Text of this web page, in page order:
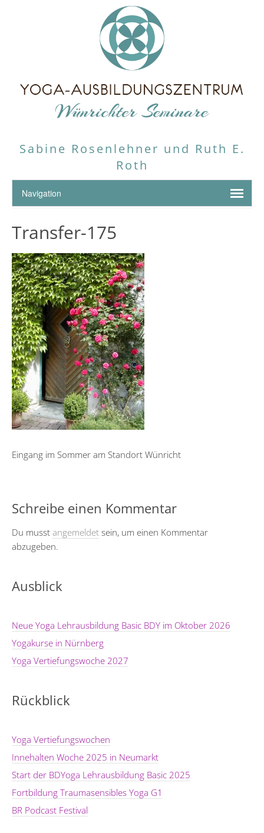
Sabine Rosenlehner und Ruth E.
Roth
Transfer-175
Eingang im Sommer am Standort Wünricht
Schreibe einen Kommentar
Du musst angemeldet sein, um einen Kommentar
abzugeben.
Ausblick
Neue Yoga Lehrausbildung Basic BDY im Oktober 2026
Yogakurse in Nürnberg
Yoga Vertiefungswoche 2027
Rückblick
Yoga Vertiefungswochen
Innehalten Woche 2025 in Neumarkt
Start der BDYoga Lehrausbildung Basic 2025
Fortbildung Traumasensibles Yoga G1
BR Podcast Festival